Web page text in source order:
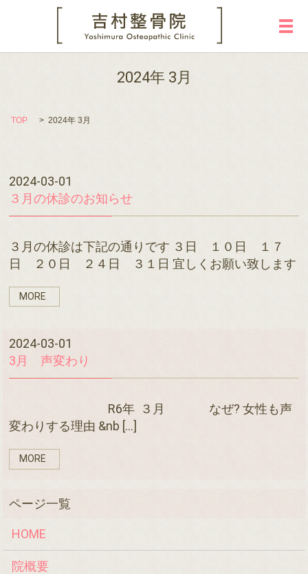
メ
2024年 3月
TOP 2024年 3月
2024-03-01
３月の休診のお知らせ
３月の休診は下記の通りです ３日 １０日 １７
日 ２０日 ２４日 ３１日 宜しくお願い致します
MORE
2024-03-01
3月 声変わり
R6年 ３月 なぜ? 女性も声
変わりする理由 &nb […]
MORE
HOME
院概要